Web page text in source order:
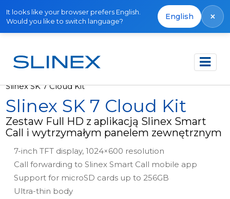
It looks like your browser prefers English.
Would you like to switch language?
English ×
Strona główna Produkty
Slinex SK 7 Cloud Kit
Slinex SK 7 Cloud Kit
Zestaw Full HD z aplikacją Slinex Smart
Call i wytrzymałym panelem zewnętrznym
7-inch TFT display, 1024×600 resolution
Call forwarding to Slinex Smart Call mobile app
Support for microSD cards up to 256GB
Ultra-thin body